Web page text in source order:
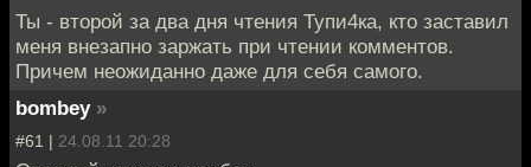
Ты - второй за два дня чтения Тупи4ка, кто заставил
меня внезапно заржать при чтении комментов.
Причем неожиданно даже для себя самого.
bombey »
#61 | 24.08.11 20:28